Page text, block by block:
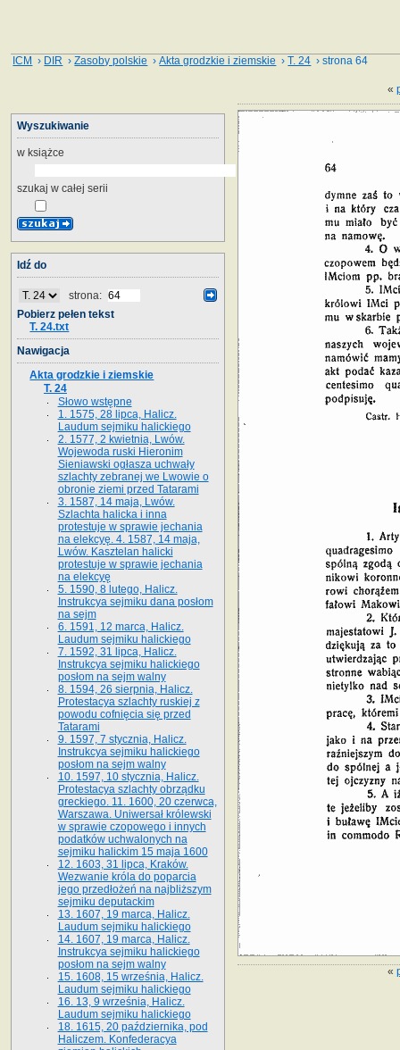
ICM › DIR ›Zasoby polskie ›Akta grodzkie i ziemskie ›T. 24 › strona 64
«
«
Wyszukiwanie
w książce
szukaj w całej serii
Idź do
strona:
Pobierz pełen tekst
T. 24.txt
Nawigacja
Akta grodzkie i ziemskie
T. 24
Słowo wstępne
1. 1575, 28 lipca, Halicz.
Laudum sejmiku halickiego
2. 1577, 2 kwietnia, Lwów.
Wojewoda ruski Hieronim
Sieniawski ogłasza uchwały
szlachty zebranej we Lwowie o
obronie ziemi przed Tatarami
3. 1587, 14 maja, Lwów.
Szlachta halicka i inna
protestuje w sprawie jechania
na elekcyę. 4. 1587, 14 maja,
Lwów. Kasztelan halicki
protestuje w sprawie jechania
na elekcyę
5. 1590, 8 lutego, Halicz.
Instrukcya sejmiku dana posłom
na sejm
6. 1591, 12 marca, Halicz.
Laudum sejmiku halickiego
7. 1592, 31 lipca, Halicz.
Instrukcya sejmiku halickiego
posłom na sejm walny
8. 1594, 26 sierpnia, Halicz.
Protestacya szlachty ruskiej z
powodu cofnięcia się przed
Tatarami
9. 1597, 7 stycznia, Halicz.
Instrukcya sejmiku halickiego
posłom na sejm walny
10. 1597, 10 stycznia, Halicz.
Protestacya szlachty obrządku
greckiego. 11. 1600, 20 czerwca,
Warszawa. Uniwersał królewski
w sprawie czopowego i innych
podatków uchwalonych na
sejmiku halickim 15 maja 1600
12. 1603, 31 lipca, Kraków.
Wezwanie króla do poparcia
jego przedłożeń na najbliższym
sejmiku deputackim
13. 1607, 19 marca, Halicz.
Laudum sejmiku halickiego
14. 1607, 19 marca, Halicz.
Instrukcya sejmiku halickiego
posłom na sejm walny
15. 1608, 15 września, Halicz.
Laudum sejmiku halickiego
16. 13, 9 września, Halicz.
Laudum sejmiku halickiego
18. 1615, 20 października, pod
Haliczem. Konfederacya